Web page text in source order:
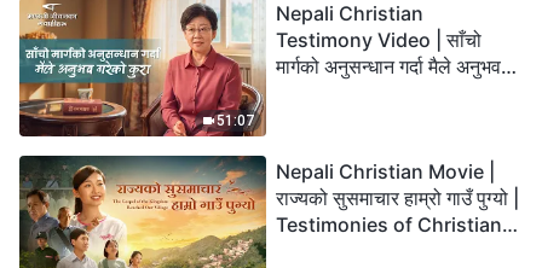
51:07
Nepali Christian
Testimony Video | साँचो
मार्गको अनुसन्धान गर्दा मैले अनुभव
Nepali Christian Movie |
राज्यको सुसमाचार हाम्रो गाउँ पुग्यो |
Testimonies of Christians